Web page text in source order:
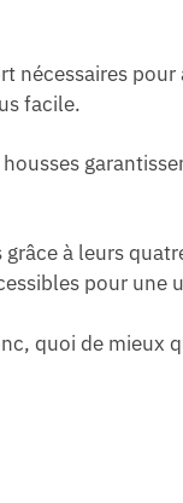
nécessaires
facile.
à leurs
pour une
quoi de mieux